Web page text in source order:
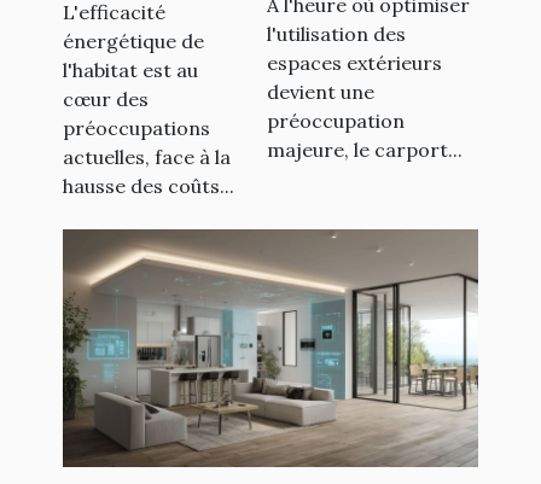
de votre
maison ?
L'efficacité
énergétique de
l'habitat est au
cœur des
préoccupations
actuelles, face à la
hausse des coûts...
un carport
photovoltaïque
l'utilisation des
espaces extérieurs
devient une
préoccupation
majeure, le carport...